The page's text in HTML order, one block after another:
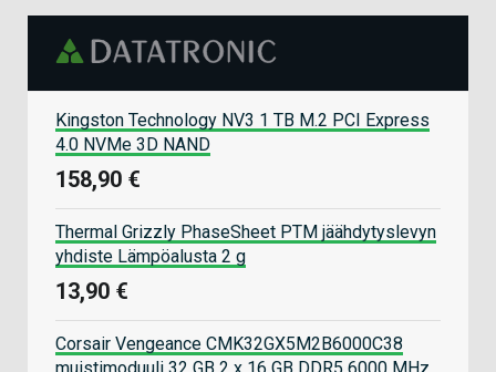
Kingston Technology NV3 1 TB M.2 PCI Express
4.0 NVMe 3D NAND
158,90 €
Thermal Grizzly PhaseSheet PTM jäähdytyslevyn
yhdiste Lämpöalusta 2 g
13,90 €
Corsair Vengeance CMK32GX5M2B6000C38